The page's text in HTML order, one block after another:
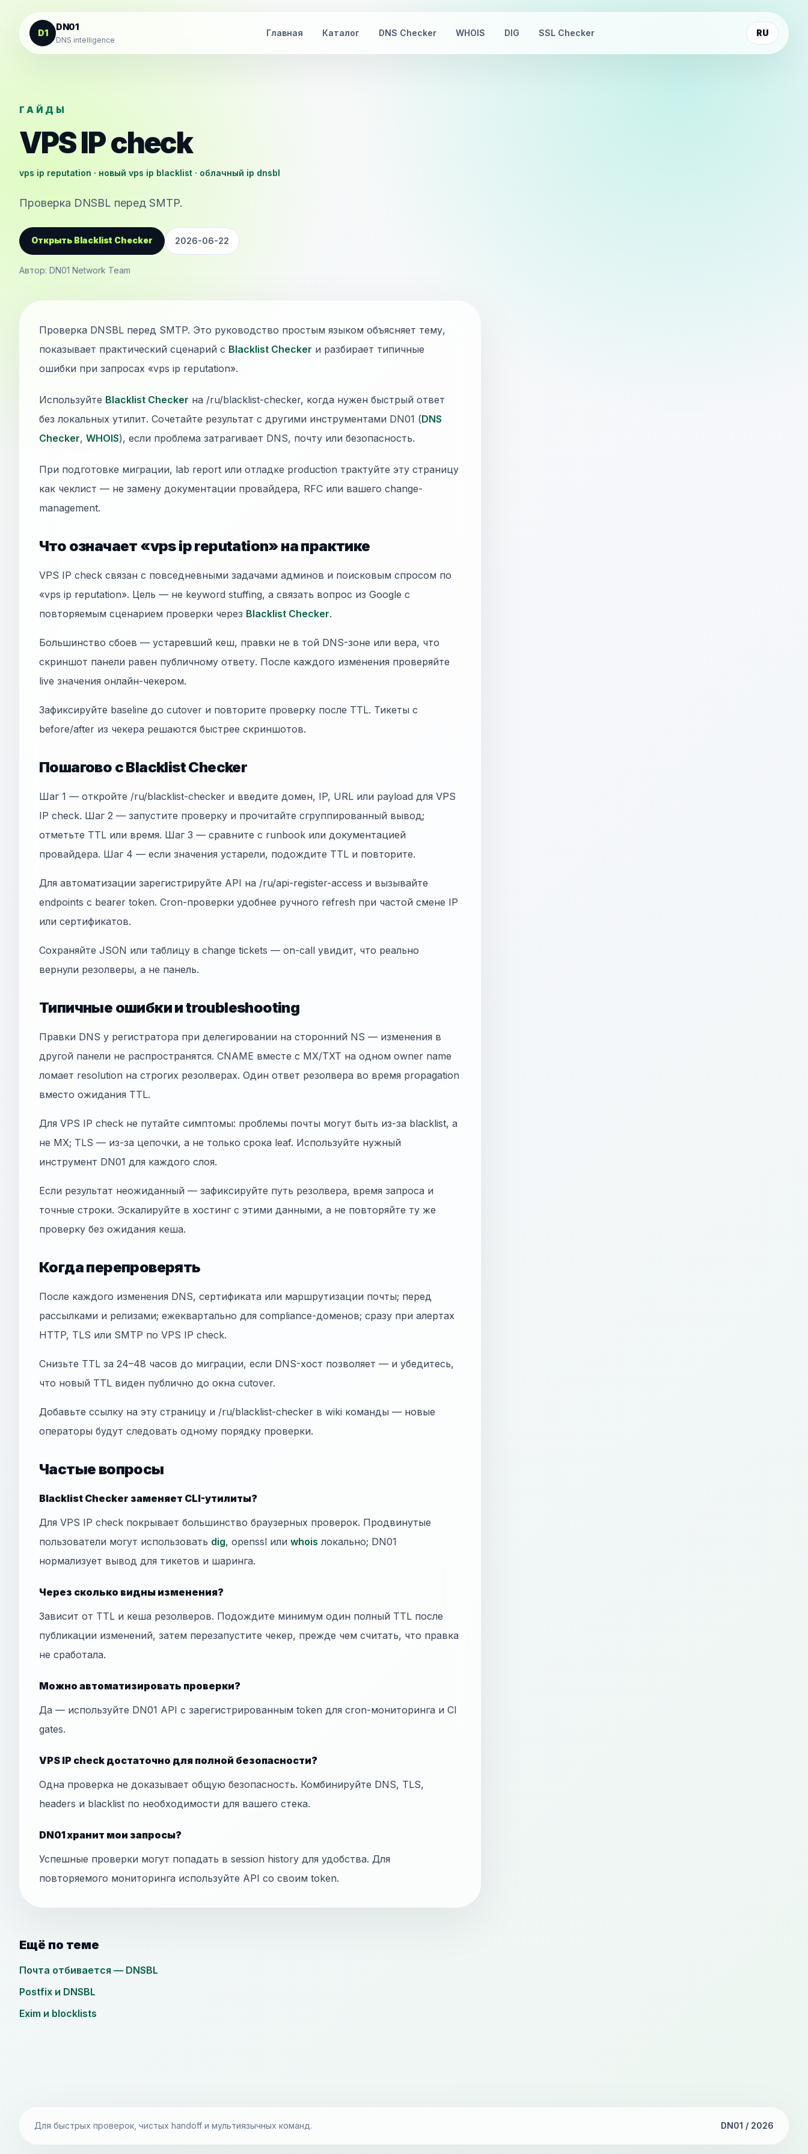
К содержанию
D1
DN01
DNS intelligence
Главная Каталог DNS Checker WHOIS DIG SSL Checker RU
ГАЙДЫ
VPS IP check
vps ip reputation · новый vps ip blacklist · облачный ip dnsbl
Проверка DNSBL перед SMTP.
Открыть Blacklist Checker 2026-06-22
Автор: DN01 Network Team
Проверка DNSBL перед SMTP. Это руководство простым языком объясняет тему,
показывает практический сценарий с Blacklist Checker и разбирает типичные
ошибки при запросах «vps ip reputation».
Используйте Blacklist Checker на /ru/blacklist-checker, когда нужен быстрый ответ
без локальных утилит. Сочетайте результат с другими инструментами DN01 (DNS
Checker, WHOIS), если проблема затрагивает DNS, почту или безопасность.
При подготовке миграции, lab report или отладке production трактуйте эту страницу
как чеклист — не замену документации провайдера, RFC или вашего change-
management.
Что означает «vps ip reputation» на практике
VPS IP check связан с повседневными задачами админов и поисковым спросом по
«vps ip reputation». Цель — не keyword stuffing, а связать вопрос из Google с
повторяемым сценарием проверки через Blacklist Checker.
Большинство сбоев — устаревший кеш, правки не в той DNS-зоне или вера, что
скриншот панели равен публичному ответу. После каждого изменения проверяйте
live значения онлайн-чекером.
Зафиксируйте baseline до cutover и повторите проверку после TTL. Тикеты с
before/after из чекера решаются быстрее скриншотов.
Пошагово с Blacklist Checker
Шаг 1 — откройте /ru/blacklist-checker и введите домен, IP, URL или payload для VPS
IP check. Шаг 2 — запустите проверку и прочитайте сгруппированный вывод;
отметьте TTL или время. Шаг 3 — сравните с runbook или документацией
провайдера. Шаг 4 — если значения устарели, подождите TTL и повторите.
Для автоматизации зарегистрируйте API на /ru/api-register-access и вызывайте
endpoints с bearer token. Cron-проверки удобнее ручного refresh при частой смене IP
или сертификатов.
Сохраняйте JSON или таблицу в change tickets — on-call увидит, что реально
вернули резолверы, а не панель.
Типичные ошибки и troubleshooting
Правки DNS у регистратора при делегировании на сторонний NS — изменения в
другой панели не распространятся. CNAME вместе с MX/TXT на одном owner name
ломает resolution на строгих резолверах. Один ответ резолвера во время propagation
вместо ожидания TTL.
Для VPS IP check не путайте симптомы: проблемы почты могут быть из-за blacklist, а
не MX; TLS — из-за цепочки, а не только срока leaf. Используйте нужный
инструмент DN01 для каждого слоя.
Если результат неожиданный — зафиксируйте путь резолвера, время запроса и
точные строки. Эскалируйте в хостинг с этими данными, а не повторяйте ту же
проверку без ожидания кеша.
Когда перепроверять
После каждого изменения DNS, сертификата или маршрутизации почты; перед
рассылками и релизами; ежеквартально для compliance-доменов; сразу при алертах
HTTP, TLS или SMTP по VPS IP check.
Снизьте TTL за 24–48 часов до миграции, если DNS-хост позволяет — и убедитесь,
что новый TTL виден публично до окна cutover.
Добавьте ссылку на эту страницу и /ru/blacklist-checker в wiki команды — новые
операторы будут следовать одному порядку проверки.
Частые вопросы
Blacklist Checker заменяет CLI-утилиты?
Для VPS IP check покрывает большинство браузерных проверок. Продвинутые
пользователи могут использовать dig, openssl или whois локально; DN01
нормализует вывод для тикетов и шаринга.
Через сколько видны изменения?
Зависит от TTL и кеша резолверов. Подождите минимум один полный TTL после
публикации изменений, затем перезапустите чекер, прежде чем считать, что правка
не сработала.
Можно автоматизировать проверки?
Да — используйте DN01 API с зарегистрированным token для cron-мониторинга и CI
gates.
VPS IP check достаточно для полной безопасности?
Одна проверка не доказывает общую безопасность. Комбинируйте DNS, TLS,
headers и blacklist по необходимости для вашего стека.
DN01 хранит мои запросы?
Успешные проверки могут попадать в session history для удобства. Для
повторяемого мониторинга используйте API со своим token.
Ещё по теме
Почта отбивается — DNSBL
Postfix и DNSBL
Exim и blocklists
Для быстрых проверок, чистых handoff и мультиязычных команд. DN01 / 2026